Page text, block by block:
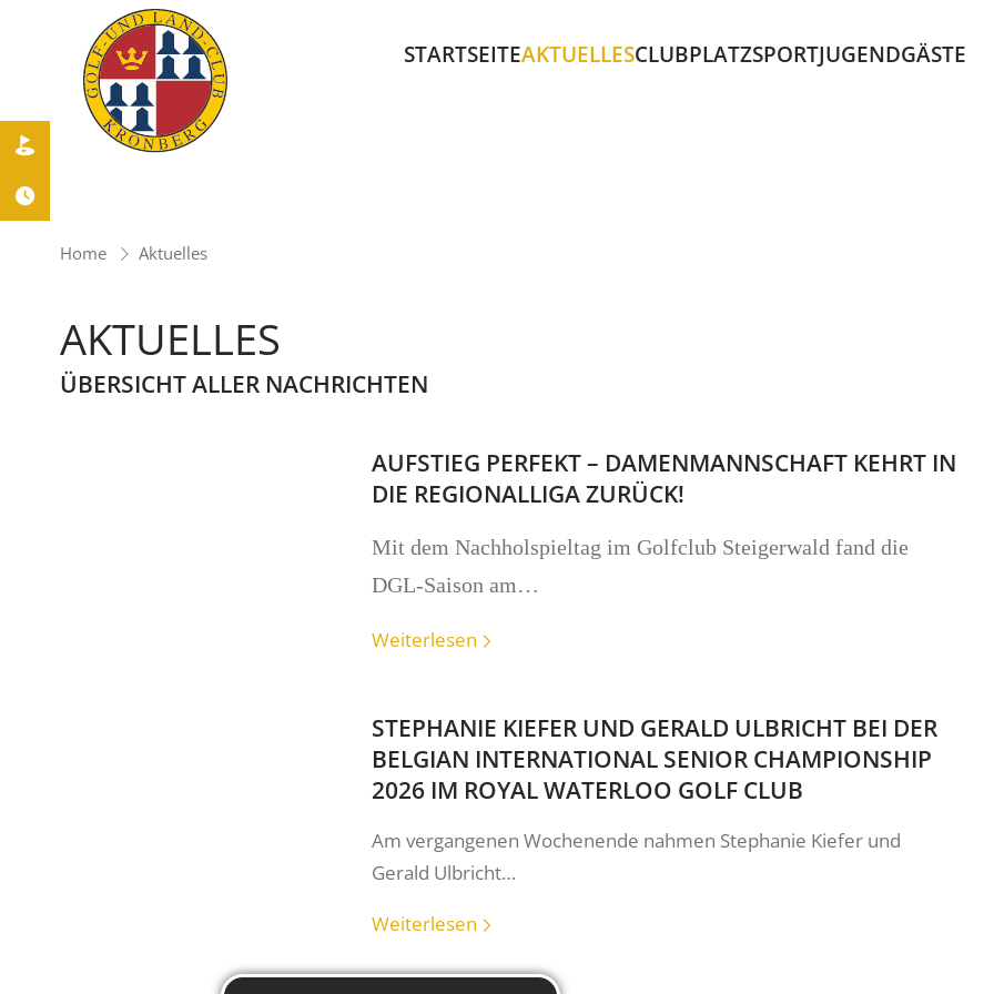
STARTSEITEAKTUELLESCLUBPLATZSPORTJUGENDGÄSTE


Home Aktuelles
AKTUELLES
ÜBERSICHT ALLER NACHRICHTEN
AUFSTIEG PERFEKT – DAMENMANNSCHAFT KEHRT IN
DIE REGIONALLIGA ZURÜCK!
Mit dem Nachholspieltag im Golfclub Steigerwald fand die
DGL-Saison am…
Weiterlesen
STEPHANIE KIEFER UND GERALD ULBRICHT BEI DER
BELGIAN INTERNATIONAL SENIOR CHAMPIONSHIP
2026 IM ROYAL WATERLOO GOLF CLUB
Am vergangenen Wochenende nahmen Stephanie Kiefer und
Gerald Ulbricht…
Weiterlesen